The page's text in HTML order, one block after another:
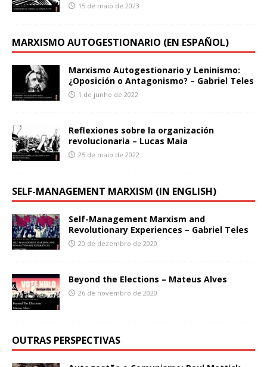
15 de maio de 2023
MARXISMO AUTOGESTIONARIO (EN ESPAÑOL)
Marxismo Autogestionario y Leninismo:
¿Oposición o Antagonismo? – Gabriel Teles
1 de junho de 2022
Reflexiones sobre la organización
revolucionaria – Lucas Maia
25 de maio de 2022
SELF-MANAGEMENT MARXISM (IN ENGLISH)
Self-Management Marxism and
Revolutionary Experiences – Gabriel Teles
20 de dezembro de 2020
Beyond the Elections – Mateus Alves
26 de novembro de 2020
OUTRAS PERSPECTIVAS